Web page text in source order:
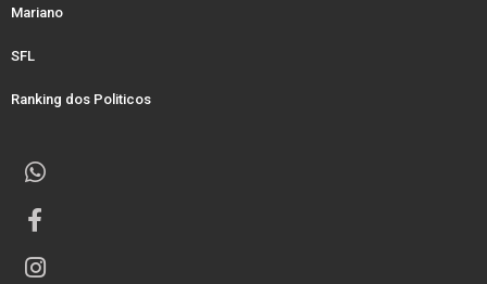
Mariano
SFL
Ranking dos Politicos